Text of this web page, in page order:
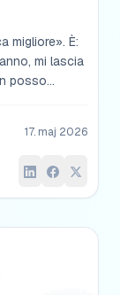
migliore». È:
mi lascia
posso
di
non
17. maj 2026